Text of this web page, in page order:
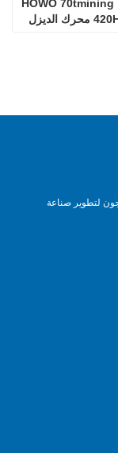
لتطوير صناعة